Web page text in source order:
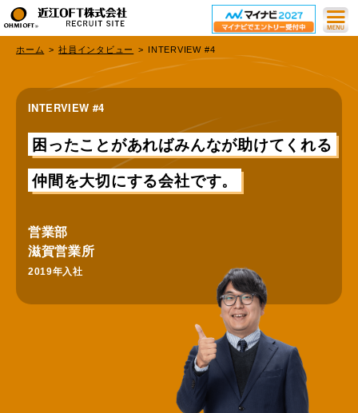
採用情報
社員インタビュー
お問い合わせ
企業情報はこちら
ホーム 社員インタビュー INTERVIEW #4
INTERVIEW #4
困ったことがあればみんなが助けてくれる
仲間を大切にする会社です。
営業部
滋賀営業所
2019年入社